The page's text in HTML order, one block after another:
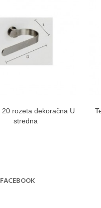
Zobraziť viac
20 rozeta dekoračna U
stredna
FACEBOOK